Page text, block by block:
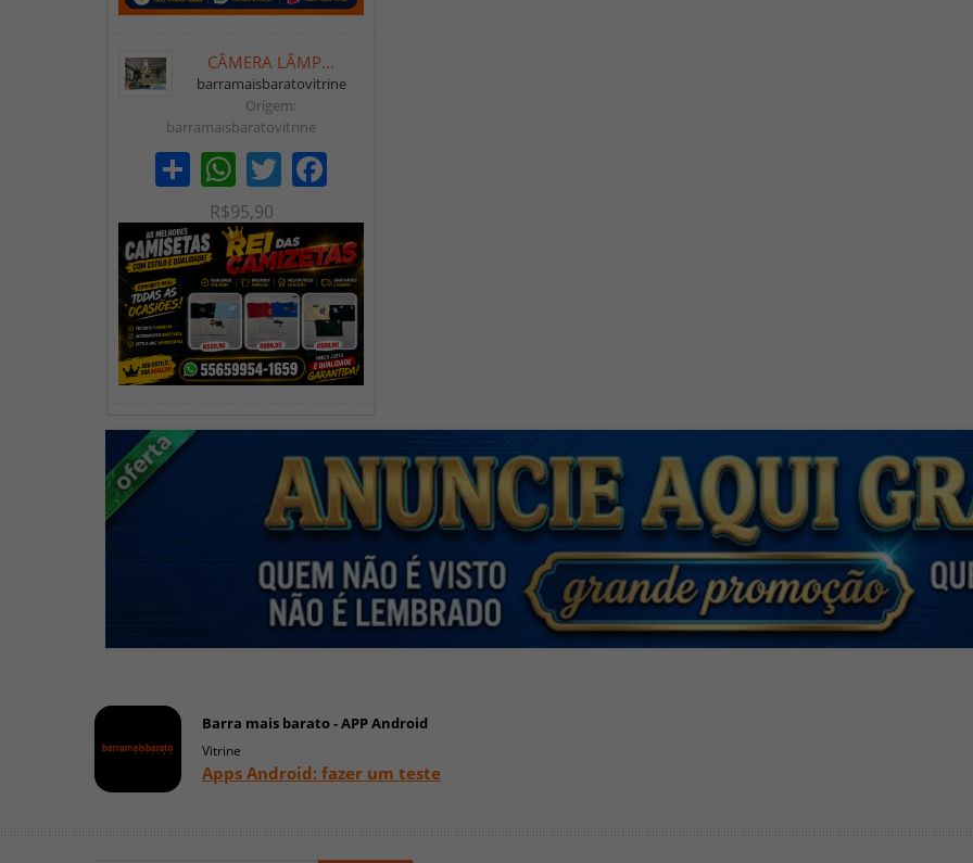
CÂMERA LÂMP...
barramaisbaratovitrine
Origem:
barramaisbaratovitrine
Share WhatsAppTwitter Facebook
R$95,90
Barra mais barato - APP Android
Vitrine
Apps Android: fazer um teste